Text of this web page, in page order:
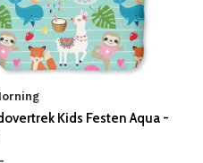
Kids Festen Aqua -